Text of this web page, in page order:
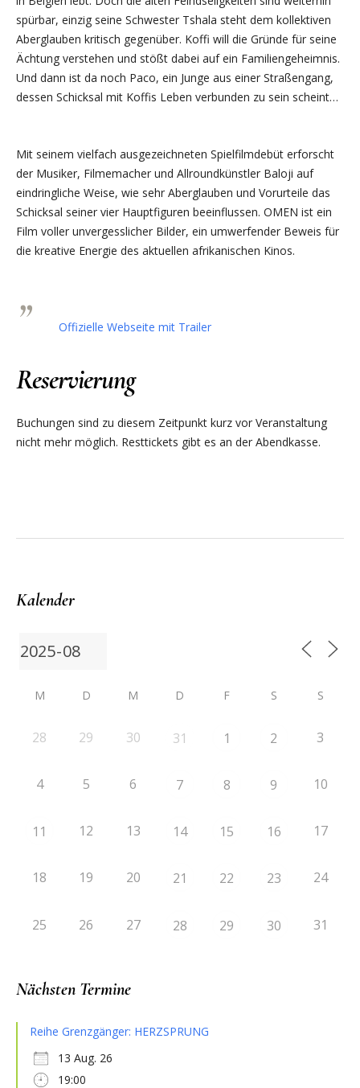
spürbar, einzig seine Schwester Tshala steht dem kollektiven
Aberglauben kritisch gegenüber. Koffi will die Gründe für seine
Ächtung verstehen und stößt dabei auf ein Familiengeheimnis.
Und dann ist da noch Paco, ein Junge aus einer Straßengang,
dessen Schicksal mit Koffis Leben verbunden zu sein scheint…
Mit seinem vielfach ausgezeichneten Spielfilmdebüt erforscht
der Musiker, Filmemacher und Allroundkünstler Baloji auf
eindringliche Weise, wie sehr Aberglauben und Vorurteile das
Schicksal seiner vier Hauptfiguren beeinflussen. OMEN ist ein
Film voller unvergesslicher Bilder, ein umwerfender Beweis für
die kreative Energie des aktuellen afrikanischen Kinos.
Offizielle Webseite mit Trailer
Reservierung
Buchungen sind zu diesem Zeitpunkt kurz vor Veranstaltung
nicht mehr möglich. Resttickets gibt es an der Abendkasse.
Kalender
M D M D F S S
28 29 30 31 1 2 3
4 5 6 7 8 9 10
11 12 13 14 15 16 17
18 19 20 21 22 23 24
25 26 27 28 29 30 31
Nächsten Termine
Reihe Grenzgänger: HERZSPRUNG
13 Aug. 26
19:00